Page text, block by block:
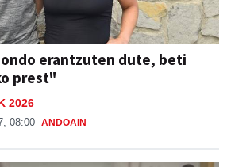
erantzuten dute, beti
prest"
2026
08:00 ANDOAIN